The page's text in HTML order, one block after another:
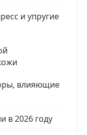
и упругие
влияющие
в 2026 году